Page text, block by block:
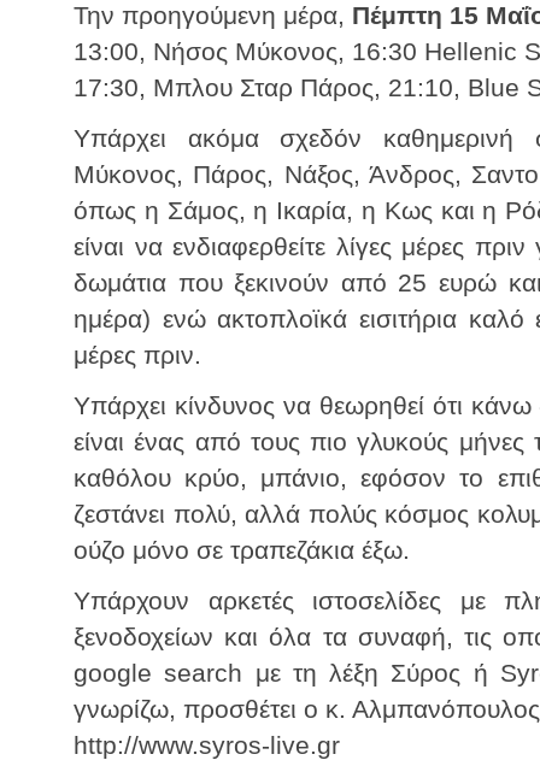
Την προηγούμενη μέρα, Πέμπτη 15
13:00, Νήσος Μύκονος, 16:30 Hellenic
17:30, Μπλου Σταρ Πάρος, 21:10, Blue
Υπάρχει ακόμα σχεδόν καθημερινή
Μύκονος, Πάρος, Νάξος, Άνδρος,
όπως η Σάμος, η Ικαρία, η Κως και η
είναι να ενδιαφερθείτε λίγες μέρες
δωμάτια που ξεκινούν από 25 ευρώ
ημέρα) ενώ ακτοπλοϊκά εισιτήρια καλό
μέρες πριν.
Υπάρχει κίνδυνος να θεωρηθεί ότι
είναι ένας από τους πιο γλυκούς
καθόλου κρύο, μπάνιο, εφόσον το
ζεστάνει πολύ, αλλά πολύς κόσμος
ούζο μόνο σε τραπεζάκια έξω.
Υπάρχουν αρκετές ιστοσελίδες με
ξενοδοχείων και όλα τα συναφή, τις
google search με τη λέξη Σύρος ή
γνωρίζω, προσθέτει ο κ.
http://www.syros-live.gr